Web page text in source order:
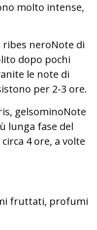
molto intense,
neroNote di
dopo pochi
le note di
per 2-3 ore.
gelsominoNote
lunga fase del
4 ore, a volte
fruttati, profumi